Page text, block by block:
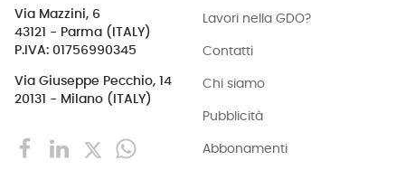
quotidianamente a garantire la tutela
del potere d’acquisto dei consumatori,
orientate alla massima convenienza e
una libera e sana concorrenza tra di noi.
Non penso che in Italia ci siano altri
Via Mazzini, 6
43121 - Parma (ITALY)
P.IVA: 01756990345
Via Giuseppe Pecchio, 14
20131 - Milano (ITALY)
Lavori nella GDO?
Contatti
Chi siamo
Pubblicità
Abbonamenti